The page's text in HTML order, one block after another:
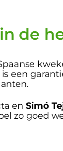
de
enSimó
zo goed